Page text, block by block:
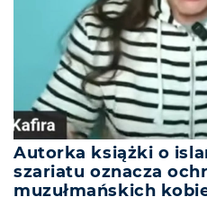
Autorka książki o
szariatu oznacza
muzułmańskich